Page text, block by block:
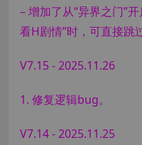
– 增加了从“异界之门”
看H剧情”时，可直接跳
V7.15 - 2025.11.26
1. 修复逻辑bug。
V7.14 - 2025.11.25